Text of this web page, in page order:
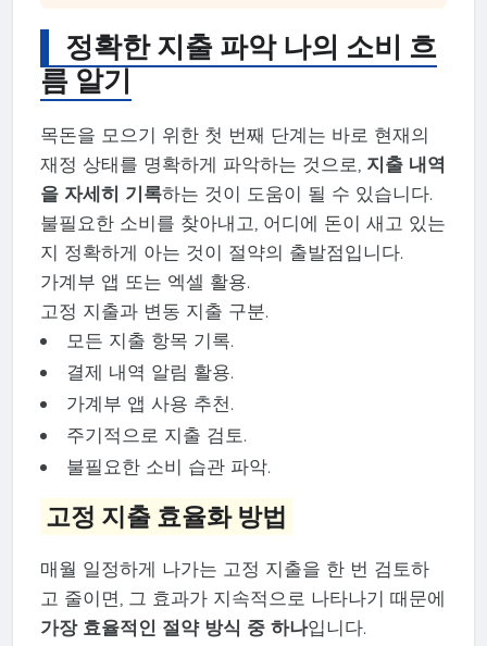
정확한 지출 파악 나의 소비 흐
름 알기
목돈을 모으기 위한 첫 번째 단계는 바로 현재의
재정 상태를 명확하게 파악하는 것으로, 지출 내역
을 자세히 기록하는 것이 도움이 될 수 있습니다.
불필요한 소비를 찾아내고, 어디에 돈이 새고 있는
지 정확하게 아는 것이 절약의 출발점입니다.
가계부 앱 또는 엑셀 활용.
고정 지출과 변동 지출 구분.
모든 지출 항목 기록.
결제 내역 알림 활용.
가계부 앱 사용 추천.
주기적으로 지출 검토.
불필요한 소비 습관 파악.
고정 지출 효율화 방법
매월 일정하게 나가는 고정 지출을 한 번 검토하
고 줄이면, 그 효과가 지속적으로 나타나기 때문에
가장 효율적인 절약 방식 중 하나입니다.